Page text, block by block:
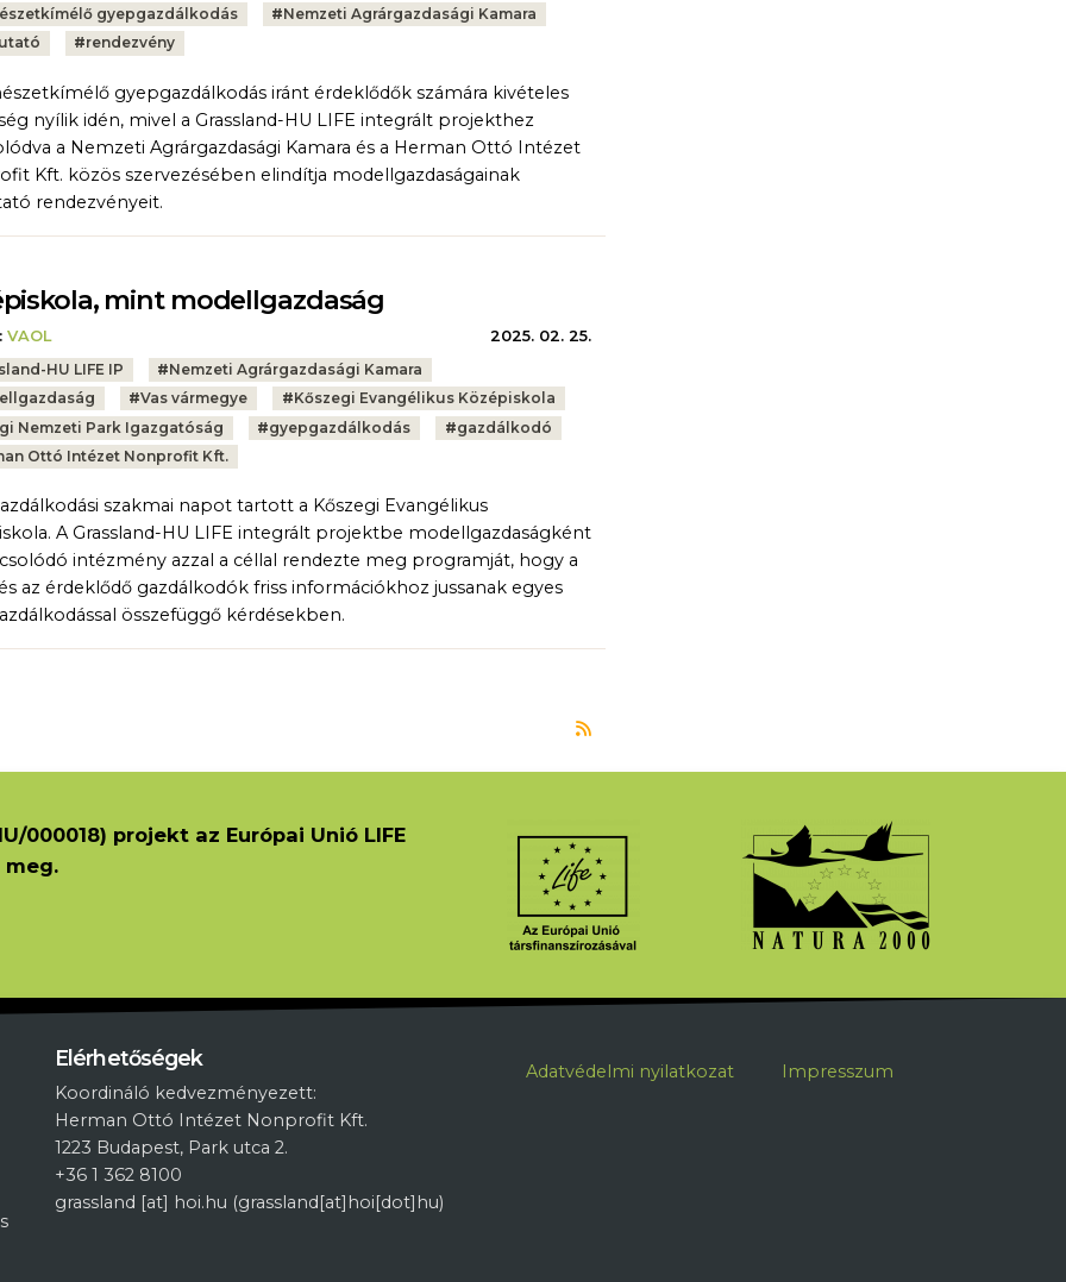
gyepgazdálkodás #Nemzeti Agrárgazdasági Kamara
#rendezvény
gyepgazdálkodás iránt érdeklődők számára kivételes
nyílik idén, mivel a Grassland-HU LIFE integrált projekthez
a Nemzeti Agrárgazdasági Kamara és a Herman Ottó Intézet
Kft. közös szervezésében elindítja modellgazdaságainak
rendezvényeit.
mint modellgazdaság
VAOL
2025. 02. 25.
HU LIFE IP #Nemzeti Agrárgazdasági Kamara
#Vas vármegye #Kőszegi Evangélikus Középiskola
Nemzeti Park Igazgatóság #gyepgazdálkodás #gazdálkodó
Ottó Intézet Nonprofit Kft.
szakmai napot tartott a Kőszegi Evangélikus
A Grassland-HU LIFE integrált projektbe modellgazdaságként
intézmény azzal a céllal rendezte meg programját, hogy a
az érdeklődő gazdálkodók friss információkhoz jussanak egyes
összefüggő kérdésekben.
Feliratkozás a következőre: Vas vármegye
000018) projekt az Európai Unió LIFE
Elérhetőségek
Koordináló kedvezményezett:
Herman Ottó Intézet Nonprofit Kft.
1223 Budapest, Park utca 2.
+36 1 362 8100
grassland [at] hoi.hu (grassland[at]hoi[dot]hu)
Lábléc
Adatvédelmi nyilatkozat Impresszum